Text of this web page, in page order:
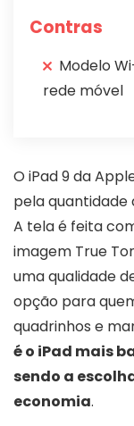
Contras
Modelo
rede móvel
O iPad 9 da
pela quantidade
A tela é feita
imagem True
uma qualidade
opção para
quadrinhos e
é o iPad mais
sendo a
economia.